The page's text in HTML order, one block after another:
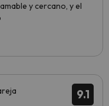
y cercano, y el
9.1